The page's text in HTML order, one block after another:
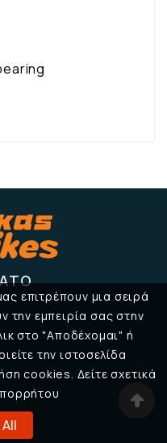
επιτρέπουν μια σειρά
την εμπειρία σας στην
στο "Αποδέχομαι" ή
την ιστοσελίδα
cookies. Δείτε σχετικά

